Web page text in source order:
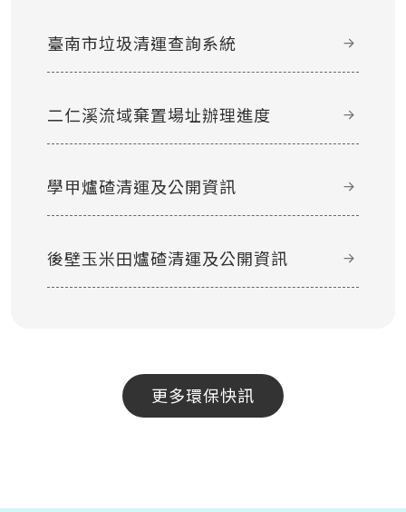
臺南市垃圾清運查詢系統
二仁溪流域棄置場址辦理進度
學甲爐碴清運及公開資訊
後壁玉米田爐碴清運及公開資訊
更多環保快訊